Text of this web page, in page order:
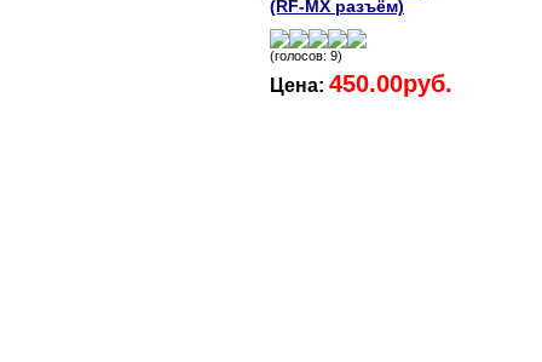
(RF-MX разъём)
(голосов: 9)
Цена: 450.00руб.